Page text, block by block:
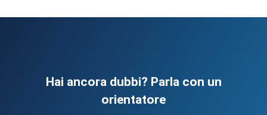
Hai ancora dubbi? Parla con un
orientatore